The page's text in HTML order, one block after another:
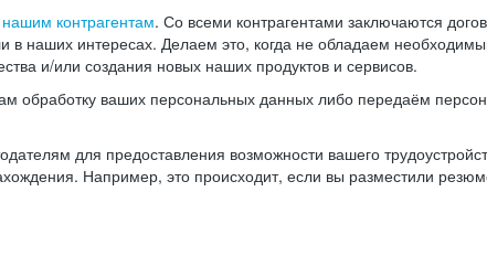
нашим контрагентам. Со всеми контрагентами заключаются
в наших интересах. Делаем это, когда не обладаем
и/или создания новых наших продуктов и сервисов.
обработку ваших персональных данных либо передаём
для предоставления возможности вашего
Например, это происходит, если вы разместили